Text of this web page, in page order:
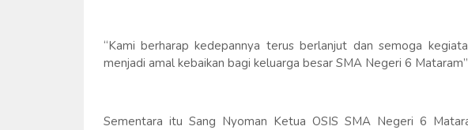
“Kami berharap kedepannya terus berlanjut dan semoga
menjadi amal kebaikan bagi keluarga besar SMA Negeri 6
Sementara itu Sang Nyoman Ketua OSIS SMA Negeri 6